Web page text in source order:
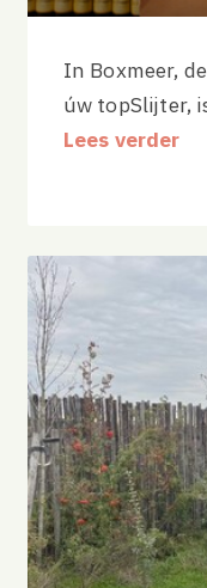
In Boxmeer,
úw topSlijter,
Lees verder